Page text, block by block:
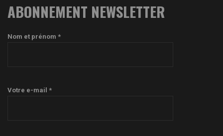
ABONNEMENT NEWSLETTER
Nom et prénom *
Votre e-mail *